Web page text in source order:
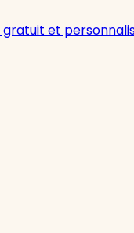
gratuit et